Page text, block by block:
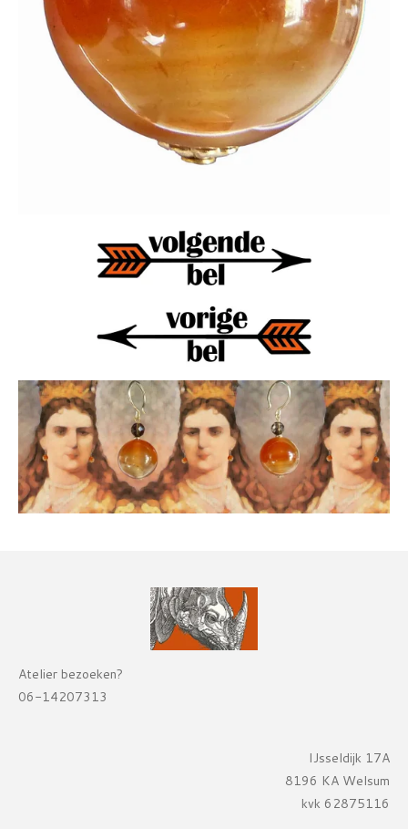
Atelier bezoeken?
06-14207313
IJsseldijk 17A
8196 KA Welsum
kvk 62875116